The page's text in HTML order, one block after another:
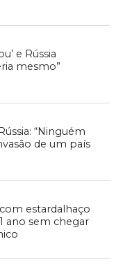
e Rússia
mesmo”
“Ninguém
de um país
estardalhaço
ano sem chegar